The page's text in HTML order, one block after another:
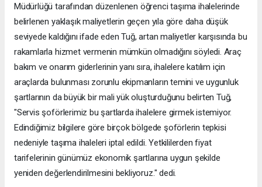
Müdürlüğü tarafından düzenlenen öğrenci taşıma ihalelerinde
belirlenen yaklaşık maliyetlerin geçen yıla göre daha düşük
seviyede kaldığını ifade eden Tuğ, artan maliyetler karşısında bu
rakamlarla hizmet vermenin mümkün olmadığını söyledi. Araç
bakım ve onarım giderlerinin yanı sıra, ihalelere katılım için
araçlarda bulunması zorunlu ekipmanların temini ve uygunluk
şartlarının da büyük bir mali yük oluşturduğunu belirten Tuğ,
"Servis şoförlerimiz bu şartlarda ihalelere girmek istemiyor.
Edindiğimiz bilgilere göre birçok bölgede şoförlerin tepkisi
nedeniyle taşıma ihaleleri iptal edildi. Yetkililerden fiyat
tarifelerinin günümüz ekonomik şartlarına uygun şekilde
yeniden değerlendirilmesini bekliyoruz." dedi.